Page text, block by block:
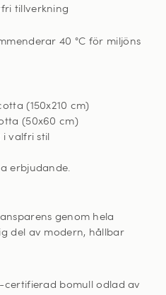
tillverkning
40 °C för miljöns
(150x210 cm)
(50x60 cm)
i valfri stil
erbjudande.
genom hela
del av modern, hållbar
certifierad bomull odlad av